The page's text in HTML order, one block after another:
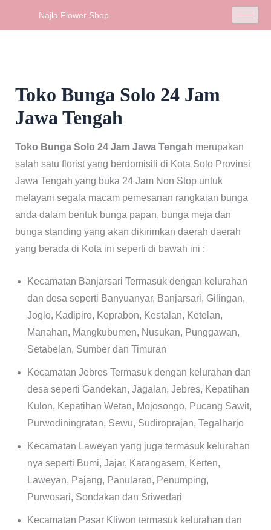
Najla Flower Shop
Toko Bunga Solo 24 Jam
Jawa Tengah
Toko Bunga Solo 24 Jam Jawa Tengah merupakan
salah satu florist yang berdomisili di Kota Solo Provinsi
Jawa Tengah yang buka 24 Jam Non Stop untuk
melayani segala macam pemesanan rangkaian bunga
anda dalam bentuk bunga papan, bunga meja dan
bunga standing yang akan dikirimkan daerah daerah
yang berada di Kota ini seperti di bawah ini :
Kecamatan Banjarsari Termasuk dengan kelurahan
dan desa seperti Banyuanyar, Banjarsari, Gilingan,
Joglo, Kadipiro, Keprabon, Kestalan, Ketelan,
Manahan, Mangkubumen, Nusukan, Punggawan,
Setabelan, Sumber dan Timuran
Kecamatan Jebres Termasuk dengan kelurahan dan
desa seperti Gandekan, Jagalan, Jebres, Kepatihan
Kulon, Kepatihan Wetan, Mojosongo, Pucang Sawit,
Purwodiningratan, Sewu, Sudiroprajan, Tegalharjo
Kecamatan Laweyan yang juga termasuk kelurahan
nya seperti Bumi, Jajar, Karangasem, Kerten,
Laweyan, Pajang, Panularan, Penumping,
Purwosari, Sondakan dan Sriwedari
Kecamatan Pasar Kliwon termasuk kelurahan dan